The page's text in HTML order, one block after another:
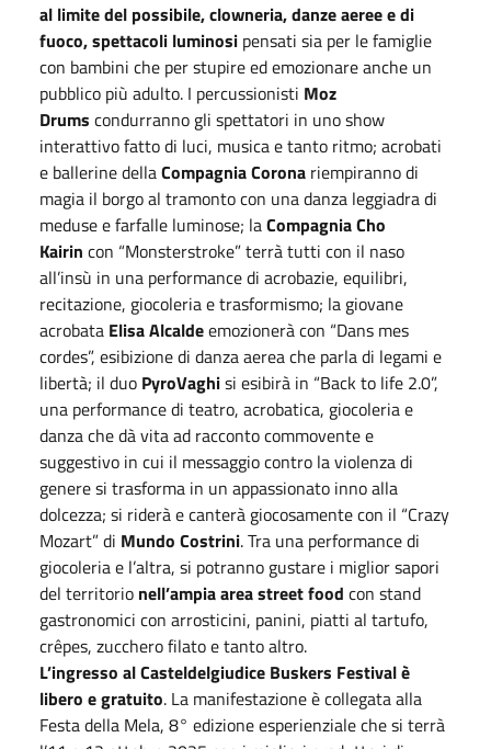
al limite del possibile, clowneria, danze aeree e di
fuoco, spettacoli luminosi pensati sia per le famiglie
con bambini che per stupire ed emozionare anche un
pubblico più adulto. I percussionisti Moz
Drums condurranno gli spettatori in uno show
interattivo fatto di luci, musica e tanto ritmo; acrobati
e ballerine dellaCompagnia Corona riempiranno di
magia il borgo al tramonto con una danza leggiadra di
meduse e farfalle luminose; laCompagnia Cho
Kairin con “Monsterstroke” terrà tutti con il naso
all’insù in una performance di acrobazie, equilibri,
recitazione, giocoleria e trasformismo; la giovane
acrobata Elisa Alcaldeemozionerà con “Dans mes
cordes”, esibizione di danza aerea che parla di legami e
libertà; il duo PyroVaghisi esibirà in “Back to life 2.0”,
una performance di teatro, acrobatica, giocoleria e
danza che dà vita ad racconto commovente e
suggestivo in cui il messaggio contro la violenza di
genere si trasforma in un appassionato inno alla
dolcezza; si riderà e canterà giocosamente con il “Crazy
Mozart” di Mundo Costrini. Tra una performance di
giocoleria e l’altra, si potranno gustare i miglior sapori
del territorio nell’ampia area street food con stand
gastronomici con arrosticini, panini, piatti al tartufo,
crêpes, zucchero filato e tanto altro.
L’ingresso al Casteldelgiudice Buskers Festival è
libero e gratuito. La manifestazione è collegata alla
Festa della Mela, 8° edizione esperienziale che si terrà